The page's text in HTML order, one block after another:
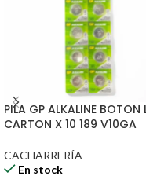
PILA GP ALKALINE BOTON
CARTON X 10 189 V10GA
CACHARRERÍA
En stock